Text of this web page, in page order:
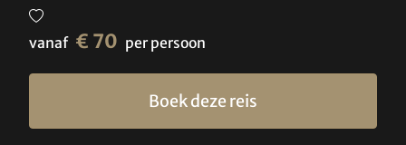
vanaf € 70 per persoon
Boek deze reis